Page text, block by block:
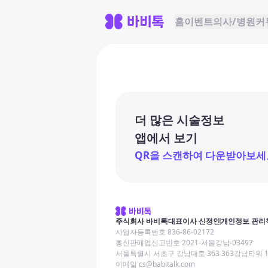
홈이벤트의사/병원커
더 많은 시술정보
앱에서 보기
QR을 스캔하여 다운받아보세
주식회사 바비톡대표이사 신정인개인정보 관리
사업자등록번호 836-86-02172
통신판매업신고번호 2021-서울강남-03497
서울특별시 서초구 강남대로 363 363강남타워
이메일 cs@babitalk.com